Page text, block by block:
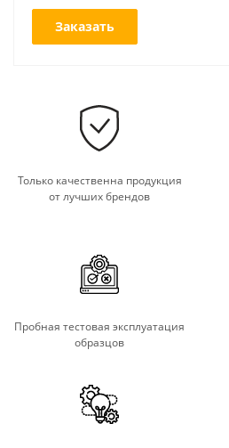
Заказать
Только качественна продукция
от лучших брендов
Пробная тестовая эксплуатация
образцов